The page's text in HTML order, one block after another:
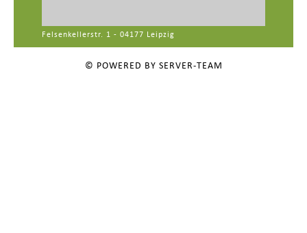
Felsenkellerstr. 1 - 04177 Leipzig
© POWERED BY SERVER-TEAM